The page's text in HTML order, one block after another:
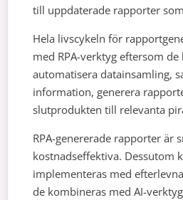
till uppdaterade rapporter
Hela livscykeln för
med RPA-verktyg eftersom
automatisera datainsamling,
information, generera
slutprodukten till relevanta
RPA-genererade rapporter är
kostnadseffektiva. Dessutom
implementeras med
de kombineras med AI-